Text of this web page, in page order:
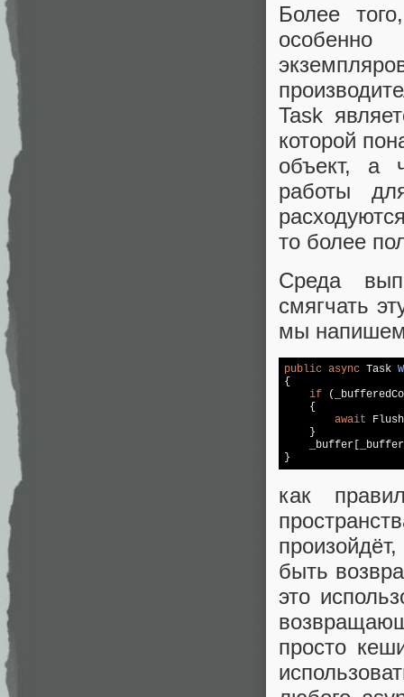
Более
особенно
Task
которой
объект, а
работы
то более
Среда
смягчать
мы
public async Task
{
if
    {
await
    }
}
как
быть
это
просто